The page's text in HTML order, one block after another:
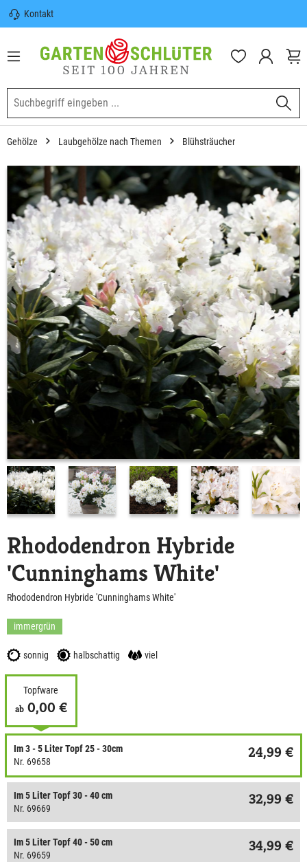
springen
Kontakt
Sicherer Versand | Versandkostenfrei
(DE) ab 100€
Garten-Schlüter Anwachsgarantie
Gehölze Laubgehölze nach Themen Blühsträucher
Rhododendron Hybride
'Cunninghams White'
Rhododendron Hybride 'Cunninghams White'
immergrün
sonnig halbschattig viel
Topfware
ab 0,00 €
Im 3 - 5 Liter Topf 25 - 30cm
Nr. 69658
24,99 €
Im 5 Liter Topf 30 - 40 cm
Nr. 69669
32,99 €
Im 5 Liter Topf 40 - 50 cm
Nr. 69659
34,99 €